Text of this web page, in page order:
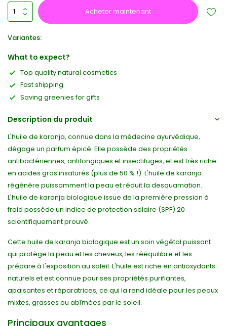
Acheter maintenant
Variantes:
What to expect?
Top quality natural cosmetics
Fast shipping
Saving greenies for gifts
Description du produit
L'huile de karanja, connue dans la médecine ayurvédique,
dégage un parfum épicé. Elle possède des propriétés
antibactériennes, antifongiques et insectifuges, et est très riche
en acides gras insaturés (plus de 50 % !). L'huile de karanja
régénère puissamment la peau et réduit la desquamation.
L'huile de karanja biologique issue de la première pression à
froid possède un indice de protection solaire (SPF) 20
scientifiquement prouvé.
Cette huile de karanja biologique est un soin végétal puissant
qui protège la peau et les cheveux, les rééquilibre et les
prépare à l'exposition au soleil. L'huile est riche en antioxydants
naturels et est connue pour ses propriétés purifiantes,
apaisantes et réparatrices, ce qui la rend idéale pour les peaux
mixtes, grasses ou abîmées par le soleil.
Principaux avantages